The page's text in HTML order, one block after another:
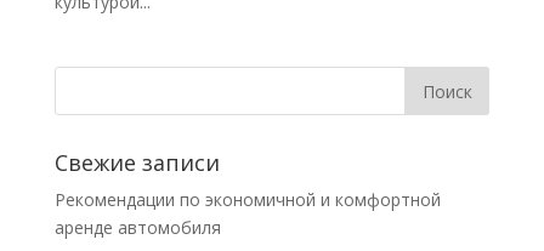
Свежие записи
Рекомендации по экономичной и комфортной
аренде автомобиля